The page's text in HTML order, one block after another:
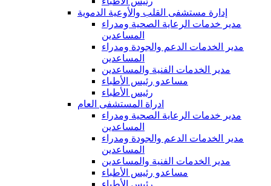
إدارة مستشفى القلب والأوعية الدموية
مدير خدمات الرعاية الصحية ومدراء
المساعدين
مدير الخدمات الدعم والجودة ومدراء
المساعدين
مدير الخدمات الفنية والمساعدين
مساعدو رئيس الأطباء
رئيس الأطباء
ادراة المستشفى العام
مدير خدمات الرعاية الصحية ومدراء
المساعدين
مدير الخدمات الدعم والجودة ومدراء
المساعدين
مدير الخدمات الفنية والمساعدين
مساعدو رئيس الأطباء
رئيس الأطباء